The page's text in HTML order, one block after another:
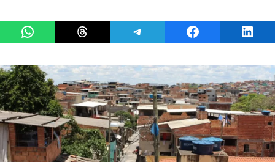
Share on WhatsAppShare on ThreadsShare on TelegramShare on Facebook